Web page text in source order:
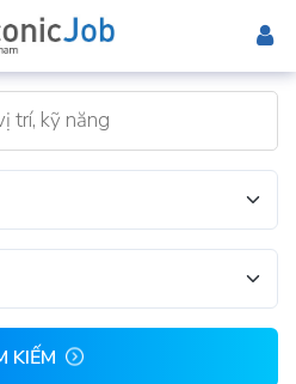
KIẾM